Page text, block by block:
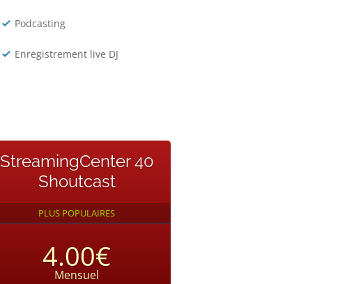
Podcasting
Enregistrement live DJ
StreamingCenter 40
Shoutcast
PLUS POPULAIRES
4.00€
Mensuel